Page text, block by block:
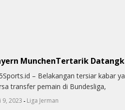
MunchenTertarik
– Belakangan tersiar kabar
transfer pemain di Bundesliga,
9, 2023 - Liga Jerman